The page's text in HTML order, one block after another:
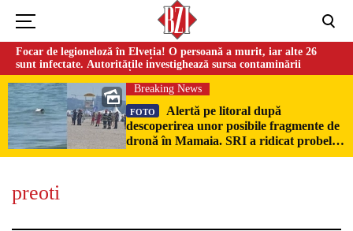
Focar de legioneloză în Elveția! O persoană a murit, iar alte 26
sunt infectate. Autoritățile investighează sursa contaminării
Breaking News
FOTO
Alertă pe litoral după
descoperirea unor posibile fragmente de
dronă în Mamaia. SRI a ridicat probele
pentru expertiză
preoti